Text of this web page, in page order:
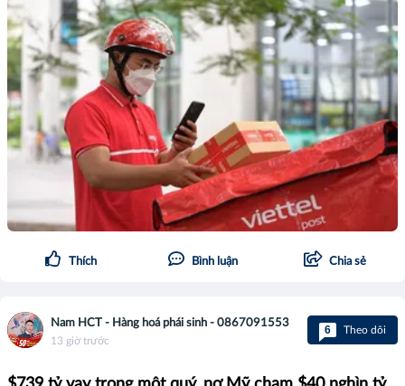
Thích Bình luận Chia sẻ
Nam HCT - Hàng hoá phái sinh - 0867091553
13 giờ trước
6 Theo dõi